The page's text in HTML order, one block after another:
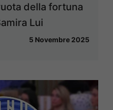
della fortuna
Lui
5 Novembre 2025